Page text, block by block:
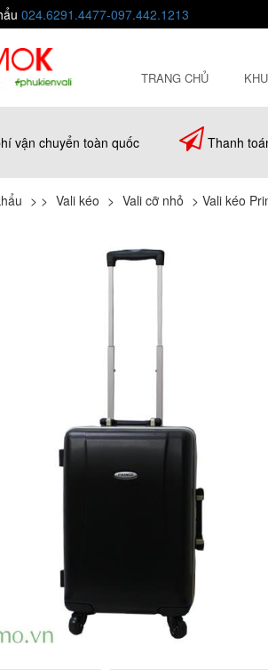
024.6291.4477-097.442.1213
TRANG CHỦ
vận chuyển toàn quốc Thanh
> > Vali kéo > Vali cỡ nhỏ > Vali kéo